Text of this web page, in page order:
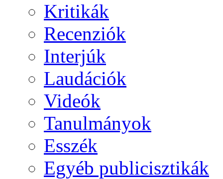
Kritikák
Recenziók
Interjúk
Laudációk
Videók
Tanulmányok
Esszék
Egyéb publicisztikák